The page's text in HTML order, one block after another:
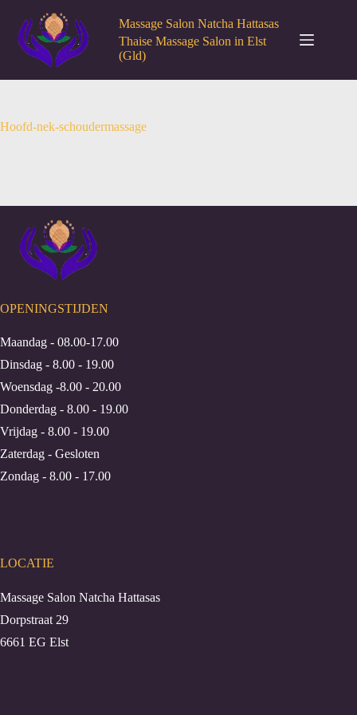
inhoud
Massage Salon Natcha Hattasas
Thaise Massage Salon in Elst
(Gld)
Hoofd-nek-schoudermassage
OPENINGSTIJDEN
Maandag - 08.00-17.00
Dinsdag - 8.00 - 19.00
Woensdag -8.00 - 20.00
Donderdag - 8.00 - 19.00
Vrijdag - 8.00 - 19.00
Zaterdag - Gesloten
Zondag - 8.00 - 17.00
LOCATIE
Massage Salon Natcha Hattasas
Dorpstraat 29
6661 EG Elst